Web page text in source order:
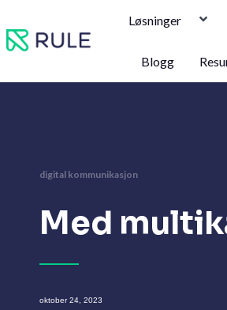
rett
til
innholdet
Løsninger
Blogg
digital kommunikasjon
Med
oktober 24, 2023